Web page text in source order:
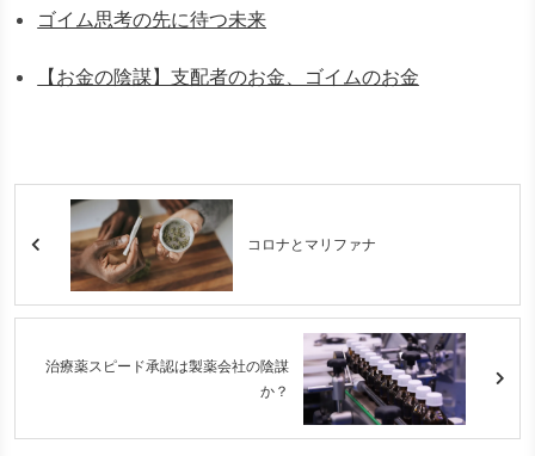
ゴイム思考の先に待つ未来
【お金の陰謀】支配者のお金、ゴイムのお金
コロナとマリファナ
治療薬スピード承認は製薬会社の陰謀
か？